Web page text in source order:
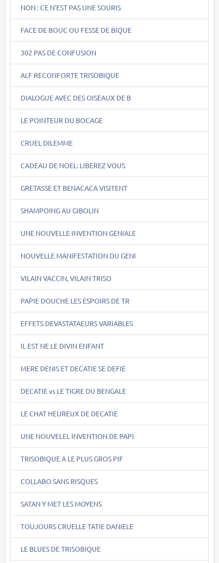
NON : CE N'EST PAS UNE SOURIS
FACE DE BOUC OU FESSE DE BIQUE
302 PAS DE CONFUSION
ALF RECONFORTE TRISOBIQUE
DIALOGUE AVEC DES OISEAUX DE B
LE POINTEUR DU BOCAGE
CRUEL DILEMME
CADEAU DE NOEL: LIBEREZ VOUS
GRETASSE ET BENACACA VISITENT
SHAMPOING AU GIBOLIN
UNE NOUVELLE INVENTION GENIALE
NOUVELLE MANIFESTATION DU GENI
VILAIN VACCIN, VILAIN TRISO
PAPIE DOUCHE LES ESPOIRS DE TR
EFFETS DEVASTATAEURS VARIABLES
IL EST NE LE DIVIN ENFANT
MERE DENIS ET DECATIE SE DEFIE
DECATIE vs LE TIGRE DU BENGALE
LE CHAT HEUREUX DE DECATIE
UNE NOUVELEL INVENTION DE PAPI
TRISOBIQUE A LE PLUS GROS PIF
COLLABO SANS RISQUES
SATAN Y MET LES MOYENS
TOUJOURS CRUELLE TATIE DANIELE
LE BLUES DE TRISOBIQUE